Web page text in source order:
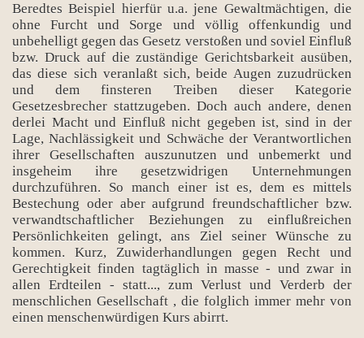
Beredtes Beispiel hierfür u.a. jene Gewaltmächtigen, die
ohne Furcht und Sorge und völlig offenkundig und
unbehelligt gegen das Gesetz verstoßen und soviel Einfluß
bzw. Druck auf die zuständige Gerichtsbarkeit ausüben,
das diese sich veranlaßt sich, beide Augen zuzudrücken
und dem finsteren Treiben dieser Kategorie
Gesetzesbrecher stattzugeben. Doch auch andere, denen
derlei Macht und Einfluß nicht gegeben ist, sind in der
Lage, Nachlässigkeit und Schwäche der Verantwortlichen
ihrer Gesellschaften auszunutzen und unbemerkt und
insgeheim ihre gesetzwidrigen Unternehmungen
durchzuführen. So manch einer ist es, dem es mittels
Bestechung oder aber aufgrund freundschaftlicher bzw.
verwandtschaftlicher Beziehungen zu einflußreichen
Persönlichkeiten gelingt, ans Ziel seiner Wünsche zu
kommen. Kurz, Zuwiderhandlungen gegen Recht und
Gerechtigkeit finden tagtäglich in masse - und zwar in
allen Erdteilen - statt..., zum Verlust und Verderb der
menschlichen Gesellschaft , die folglich immer mehr von
einen menschenwürdigen Kurs abirrt.